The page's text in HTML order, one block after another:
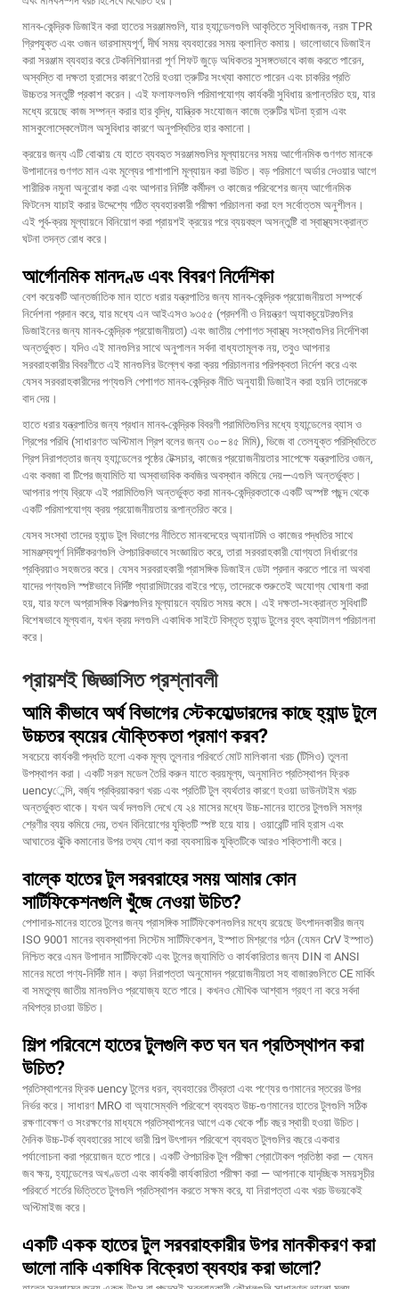
মানব-কেন্দ্রিক ডিজাইন করা হাতের সরঞ্জামগুলি, যার হ্যান্ডেলগুলি আকৃতিতে সুবিধাজনক, নরম TPR
গ্রিপযুক্ত এবং ওজন ভারসাম্যপূর্ণ, দীর্ঘ সময় ব্যবহারের সময় ক্লান্তি কমায়। ভালোভাবে ডিজাইন
করা সরঞ্জাম ব্যবহার করে টেকনিশিয়ানরা পূর্ণ শিফট জুড়ে অধিকতর সুসঙ্গতভাবে কাজ করতে পারেন,
অস্বস্তি বা দক্ষতা হ্রাসের কারণে তৈরি হওয়া ত্রুটির সংখ্যা কমাতে পারেন এবং চাকরির প্রতি
উচ্চতর সন্তুষ্টি প্রকাশ করেন। এই ফলাফলগুলি পরিমাপযোগ্য কার্যকরী সুবিধায় রূপান্তরিত হয়, যার
মধ্যে রয়েছে কাজ সম্পন্ন করার হার বৃদ্ধি, যান্ত্রিক সংযোজন কাজে ত্রুটির ঘটনা হ্রাস এবং
মাসকুলোস্কেলেটাল অসুবিধার কারণে অনুপস্থিতির হার কমানো।
ক্রয়ের জন্য এটি বোঝায় যে হাতে ব্যবহৃত সরঞ্জামগুলির মূল্যায়নের সময় আর্গোনমিক গুণগত মানকে
উপাদানের গুণগত মান এবং মূল্যের পাশাপাশি মূল্যায়ন করা উচিত। বড় পরিমাণে অর্ডার দেওয়ার আগে
শারীরিক নমুনা অনুরোধ করা এবং আপনার নির্দিষ্ট কর্মীদল ও কাজের পরিবেশের জন্য আর্গোনমিক
ফিটনেস যাচাই করার উদ্দেশ্যে গঠিত ব্যবহারকারী পরীক্ষা পরিচালনা করা হল সর্বোত্তম অনুশীলন।
এই পূর্ব-ক্রয় মূল্যায়নে বিনিয়োগ করা প্রায়শই ক্রয়ের পরে ব্যয়বহুল অসন্তুষ্টি বা স্বাস্থ্যসংক্রান্ত
ঘটনা তদন্ত রোধ করে।
আর্গোনমিক মানদণ্ড এবং বিবরণ নির্দেশিকা
বেশ কয়েকটি আন্তর্জাতিক মান হাতে ধরার যন্ত্রপাতির জন্য মানব-কেন্দ্রিক প্রয়োজনীয়তা সম্পর্কে
নির্দেশনা প্রদান করে, যার মধ্যে এন আইএসও ৯৩৫৫ (প্রদর্শনী ও নিয়ন্ত্রণ অ্যাকচুয়েটরগুলির
ডিজাইনের জন্য মানব-কেন্দ্রিক প্রয়োজনীয়তা) এবং জাতীয় পেশাগত স্বাস্থ্য সংস্থাগুলির নির্দেশিকা
অন্তর্ভুক্ত। যদিও এই মানগুলির সাথে অনুপালন সর্বদা বাধ্যতামূলক নয়, তবুও আপনার
সরবরাহকারীর বিবরণীতে এই মানগুলির উল্লেখ করা ক্রয় পরিচালনার পরিপক্বতা নির্দেশ করে এবং
যেসব সরবরাহকারীদের পণ্যগুলি পেশাগত মানব-কেন্দ্রিক নীতি অনুযায়ী ডিজাইন করা হয়নি তাদেরকে
বাদ দেয়।
হাতে ধরার যন্ত্রপাতির জন্য প্রধান মানব-কেন্দ্রিক বিবরণী পরামিতিগুলির মধ্যে হ্যান্ডেলের ব্যাস ও
গ্রিপের পরিধি (সাধারণত অপ্টিমাল গ্রিপ বলের জন্য ৩০–৪৫ মিমি), ভিজে বা তেলযুক্ত পরিস্থিতিতে
গ্রিপ নিরাপত্তার জন্য হ্যান্ডেলের পৃষ্ঠের টেক্সচার, কাজের প্রয়োজনীয়তার সাপেক্ষে যন্ত্রপাতির ওজন,
এবং কবজা বা টিপের জ্যামিতি যা অস্বাভাবিক কবজির অবস্থান কমিয়ে দেয়—এগুলি অন্তর্ভুক্ত।
আপনার পণ্য ব্রিফে এই পরামিতিগুলি অন্তর্ভুক্ত করা মানব-কেন্দ্রিকতাকে একটি অস্পষ্ট পছন্দ থেকে
একটি পরিমাপযোগ্য ক্রয় প্রয়োজনীয়তায় রূপান্তরিত করে।
যেসব সংস্থা তাদের হ্যান্ড টুল বিভাগের নীতিতে মানবদেহের অ্যানাটমি ও কাজের পদ্ধতির সাথে
সামঞ্জস্যপূর্ণ নির্দিষ্টকরণগুলি ঔপচারিকভাবে সংজ্ঞায়িত করে, তারা সরবরাহকারী যোগ্যতা নির্ধারণের
প্রক্রিয়াও সহজতর করে। যেসব সরবরাহকারী প্রাসঙ্গিক ডিজাইন ডেটা প্রদান করতে পারে না অথবা
যাদের পণ্যগুলি স্পষ্টভাবে নির্দিষ্ট প্যারামিটারের বাইরে পড়ে, তাদেরকে শুরুতেই অযোগ্য ঘোষণা করা
হয়, যার ফলে অপ্রাসঙ্গিক বিকল্পগুলির মূল্যায়নে ব্যয়িত সময় কমে। এই দক্ষতা-সংক্রান্ত সুবিধাটি
বিশেষভাবে মূল্যবান, যখন ক্রয় দলগুলি একাধিক সাইটে বিস্তৃত হ্যান্ড টুলের বৃহৎ ক্যাটালগ পরিচালনা
করে।
প্রায়শই জিজ্ঞাসিত প্রশ্নাবলী
আমি কীভাবে অর্থ বিভাগের স্টেকহোল্ডারদের কাছে হ্যান্ড টুলে
উচ্চতর ব্যয়ের যৌক্তিকতা প্রমাণ করব?
সবচেয়ে কার্যকরী পদ্ধতি হলো একক মূল্য তুলনার পরিবর্তে মোট মালিকানা খরচ (টিসিও) তুলনা
উপস্থাপন করা। একটি সরল মডেল তৈরি করুন যাতে ক্রয়মূল্য, অনুমানিত প্রতিস্থাপন ফ্রিক
uencyেন্সি, বর্জ্য প্রক্রিয়াকরণ খরচ এবং প্রতিটি টুল ব্যর্থতার কারণে হওয়া ডাউনটাইম খরচ
অন্তর্ভুক্ত থাকে। যখন অর্থ দলগুলি দেখে যে ২৪ মাসের মধ্যে উচ্চ-মানের হাতের টুলগুলি সমগ্র
শ্রেণীর ব্যয় কমিয়ে দেয়, তখন বিনিয়োগের যুক্তিটি স্পষ্ট হয়ে যায়। ওয়ারেন্টি দাবি হ্রাস এবং
আঘাতের ঝুঁকি কমানোর উপর তথ্য যোগ করা ব্যবসায়িক যুক্তিটিকে আরও শক্তিশালী করে।
বাল্কে হাতের টুল সরবরাহের সময় আমার কোন
সার্টিফিকেশনগুলি খুঁজে নেওয়া উচিত?
পেশাদার-মানের হাতের টুলের জন্য প্রাসঙ্গিক সার্টিফিকেশনগুলির মধ্যে রয়েছে উৎপাদনকারীর জন্য
ISO 9001 মানের ব্যবস্থাপনা সিস্টেম সার্টিফিকেশন, ইস্পাত মিশ্রণের গঠন (যেমন CrV ইস্পাত)
নিশ্চিত করে এমন উপাদান সার্টিফিকেট এবং টুলের জ্যামিতি ও কার্যকারিতার জন্য DIN বা ANSI
মানের মতো পণ্য-নির্দিষ্ট মান। কড়া নিরাপত্তা অনুমোদন প্রয়োজনীয়তা সহ বাজারগুলিতে CE মার্কিং
বা সমতুল্য জাতীয় মানগুলিও প্রযোজ্য হতে পারে। কখনও মৌখিক আশ্বাস গ্রহণ না করে সর্বদা
নথিপত্র চাওয়া উচিত।
শিল্প পরিবেশে হাতের টুলগুলি কত ঘন ঘন প্রতিস্থাপন করা
উচিত?
প্রতিস্থাপনের ফ্রিক uency টুলের ধরন, ব্যবহারের তীব্রতা এবং পণ্যের গুণমানের স্তরের উপর
নির্ভর করে। সাধারণ MRO বা অ্যাসেম্বলি পরিবেশে ব্যবহৃত উচ্চ-গুণমানের হাতের টুলগুলি সঠিক
রক্ষণাবেক্ষণ ও সংরক্ষণের মাধ্যমে প্রতিস্থাপনের আগে এক থেকে পাঁচ বছর স্থায়ী হওয়া উচিত।
দৈনিক উচ্চ-টর্ক ব্যবহারের সাথে ভারী শিল্প উৎপাদন পরিবেশে ব্যবহৃত টুলগুলির বছরে একবার
পর্যালোচনা করা প্রয়োজন হতে পারে। একটি ঔপচারিক টুল পরীক্ষা প্রোটোকল প্রতিষ্ঠা করা — যেমন
জব ক্ষয়, হ্যান্ডেলের অখণ্ডতা এবং কার্যকরী কার্যকারিতা পরীক্ষা করা — আপনাকে যাদৃচ্ছিক সময়সূচীর
পরিবর্তে শর্তের ভিত্তিতে টুলগুলি প্রতিস্থাপন করতে সক্ষম করে, যা নিরাপত্তা এবং খরচ উভয়কেই
অপ্টিমাইজ করে।
একটি একক হাতের টুল সরবরাহকারীর উপর মানকীকরণ করা
ভালো নাকি একাধিক বিক্রেতা ব্যবহার করা ভালো?